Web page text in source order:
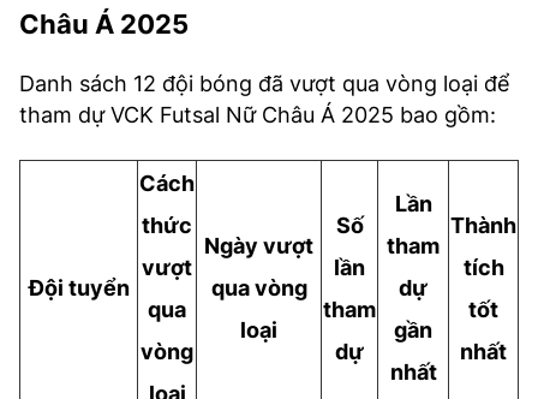
Châu Á 2025
Danh sách 12 đội bóng đã vượt qua vòng loại để
tham dự VCK Futsal Nữ Châu Á 2025 bao gồm:
Đội tuyển
Cách
thức
vượt
qua
vòng
loại
Ngày vượt
qua vòng
loại
Số
lần
tham
dự
Lần
tham
dự
gần
nhất
Thành
tích
tốt
nhất